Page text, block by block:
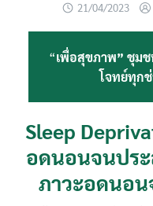
21/04/2023
“เพื่อสุขภาพ” ชุมช
โจทย์ทุก
Sleep
อดนอนจนปร
ภาวะอดนอ